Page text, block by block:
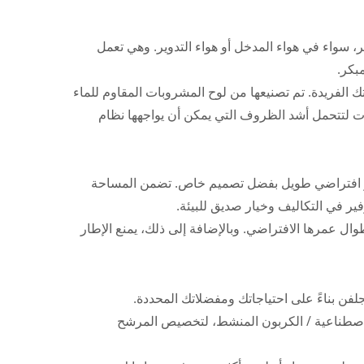
في هواء المدخل أو هواء التدوير. وهي تعمل
تم تصنيعها من لوح المشروبات المقاوم للماء
لتتحمل أشد الظروف التي يمكن أن يواجهها نظام
افتراضي طويل بفضل تصميم خاص. تضمن المساحة
في التكاليف وخيار صديق للبيئة.
الافتراضي. وبالإضافة إلى ذلك، يمنع الإطار
بناءً على احتياجاتك ومفضلاتك المحددة.
/ الكربون المنشط، لتخصيص المرشح